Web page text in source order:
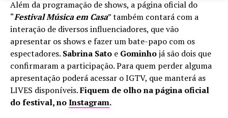
Além da programação de shows, a página oficial do
“Festival Música em Casa” também contará com a
interação de diversos influenciadores, que vão
apresentar os shows e fazer um bate-papo com os
espectadores. Sabrina Sato e Gominhojá são dois que
confirmaram a participação. Para quem perder alguma
apresentação poderá acessar o IGTV, que manterá as
LIVES disponíveis.Fiquem de olho na página oficial
do festival, noInstagram.